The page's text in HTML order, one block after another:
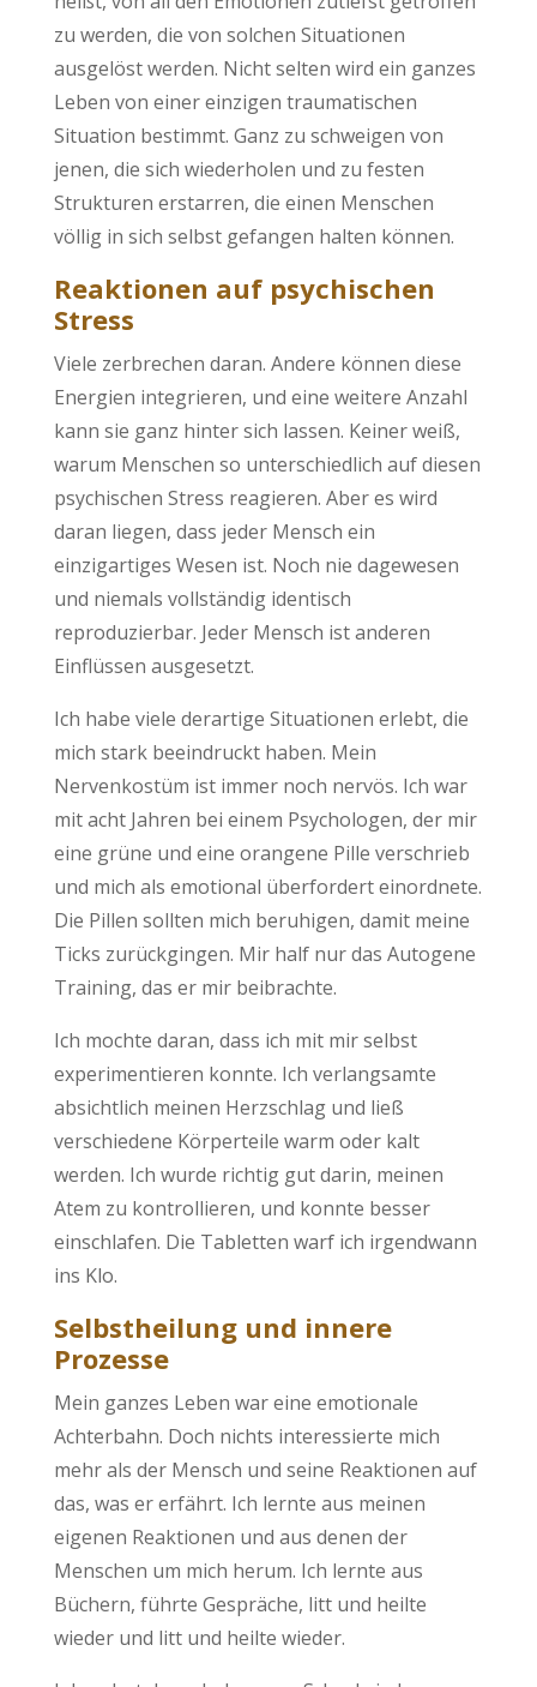
zu werden, die von solchen Situationen
ausgelöst werden. Nicht selten wird ein ganzes
Leben von einer einzigen traumatischen
Situation bestimmt. Ganz zu schweigen von
jenen, die sich wiederholen und zu festen
Strukturen erstarren, die einen Menschen
völlig in sich selbst gefangen halten können.
Reaktionen auf psychischen
Stress
Viele zerbrechen daran. Andere können diese
Energien integrieren, und eine weitere Anzahl
kann sie ganz hinter sich lassen. Keiner weiß,
warum Menschen so unterschiedlich auf diesen
psychischen Stress reagieren. Aber es wird
daran liegen, dass jeder Mensch ein
einzigartiges Wesen ist. Noch nie dagewesen
und niemals vollständig identisch
reproduzierbar. Jeder Mensch ist anderen
Einflüssen ausgesetzt.
Ich habe viele derartige Situationen erlebt, die
mich stark beeindruckt haben. Mein
Nervenkostüm ist immer noch nervös. Ich war
mit acht Jahren bei einem Psychologen, der mir
eine grüne und eine orangene Pille verschrieb
und mich als emotional überfordert einordnete.
Die Pillen sollten mich beruhigen, damit meine
Ticks zurückgingen. Mir half nur das Autogene
Training, das er mir beibrachte.
Ich mochte daran, dass ich mit mir selbst
experimentieren konnte. Ich verlangsamte
absichtlich meinen Herzschlag und ließ
verschiedene Körperteile warm oder kalt
werden. Ich wurde richtig gut darin, meinen
Atem zu kontrollieren, und konnte besser
einschlafen. Die Tabletten warf ich irgendwann
ins Klo.
Selbstheilung und innere
Prozesse
Mein ganzes Leben war eine emotionale
Achterbahn. Doch nichts interessierte mich
mehr als der Mensch und seine Reaktionen auf
das, was er erfährt. Ich lernte aus meinen
eigenen Reaktionen und aus denen der
Menschen um mich herum. Ich lernte aus
Büchern, führte Gespräche, litt und heilte
wieder und litt und heilte wieder.